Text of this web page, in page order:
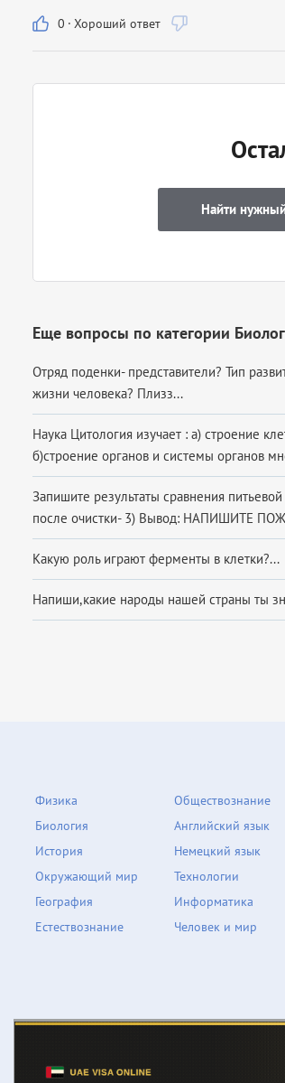
0 · Хороший ответ
Найти
Еще вопросы по категории
Отряд поденки- представители? Тип
жизни человека? Плизз...
Наука Цитология изучает : а) строение
б)строение органов и системы органов
Запишите результаты сравнения
после очистки- 3) Вывод: НАПИШИТЕ
Какую роль играют ферменты в клетки?...
Напиши,какие народы нашей страны ты
Физика
Биология
История
Окружающий мир
География
Естествознание
Обществознание
Английский язык
Немецкий язык
Технологии
Информатика
Человек и мир